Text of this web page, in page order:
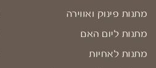
מתנות פינוק ואווירה
מתנות ליום האם
מתנות לאחיות